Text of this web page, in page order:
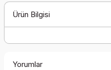
Ürün Bilgisi
Yorumlar